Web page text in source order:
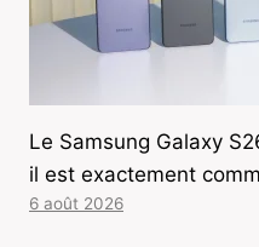
Le Samsung Galaxy
il est exactement
6 août 2026